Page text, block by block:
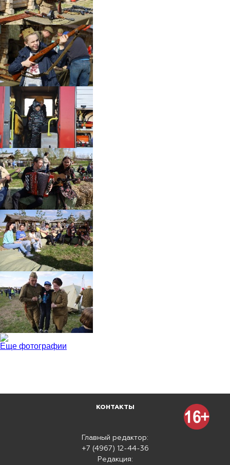
Еще фотографии
КОНТАКТЫ
Главный редактор:
+7 (4967) 12-44-36
Редакция: